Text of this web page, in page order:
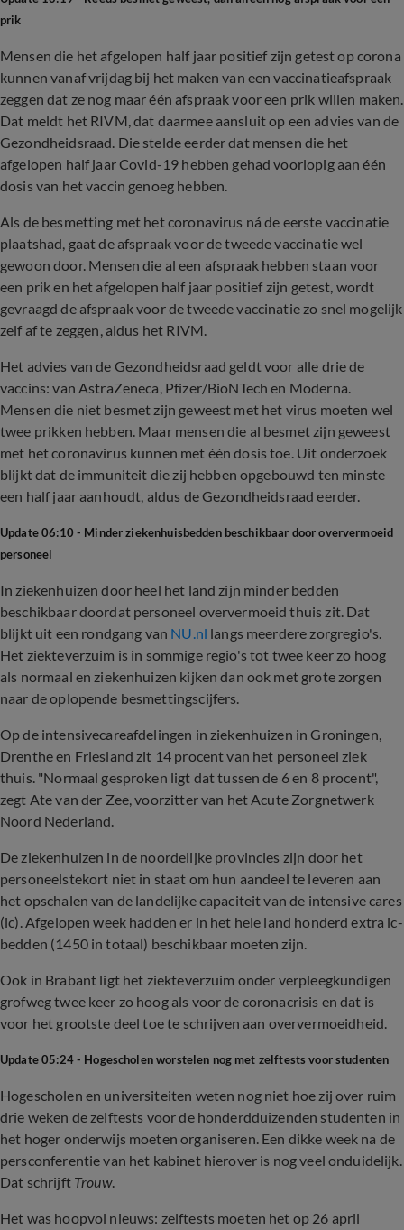
prik
Mensen die het afgelopen half jaar positief zijn getest op corona
kunnen vanaf vrijdag bij het maken van een vaccinatieafspraak
zeggen dat ze nog maar één afspraak voor een prik willen maken.
Dat meldt het RIVM, dat daarmee aansluit op een advies van de
Gezondheidsraad. Die stelde eerder dat mensen die het
afgelopen half jaar Covid-19 hebben gehad voorlopig aan één
dosis van het vaccin genoeg hebben.
Als de besmetting met het coronavirus ná de eerste vaccinatie
plaatshad, gaat de afspraak voor de tweede vaccinatie wel
gewoon door. Mensen die al een afspraak hebben staan voor
een prik en het afgelopen half jaar positief zijn getest, wordt
gevraagd de afspraak voor de tweede vaccinatie zo snel mogelijk
zelf af te zeggen, aldus het RIVM.
Het advies van de Gezondheidsraad geldt voor alle drie de
vaccins: van AstraZeneca, Pfizer/BioNTech en Moderna.
Mensen die niet besmet zijn geweest met het virus moeten wel
twee prikken hebben. Maar mensen die al besmet zijn geweest
met het coronavirus kunnen met één dosis toe. Uit onderzoek
blijkt dat de immuniteit die zij hebben opgebouwd ten minste
een half jaar aanhoudt, aldus de Gezondheidsraad eerder.
Update 06:10 - Minder ziekenhuisbedden beschikbaar door oververmoeid
personeel
In ziekenhuizen door heel het land zijn minder bedden
beschikbaar doordat personeel oververmoeid thuis zit. Dat
blijkt uit een rondgang van NU.nl langs meerdere zorgregio's.
Het ziekteverzuim is in sommige regio's tot twee keer zo hoog
als normaal en ziekenhuizen kijken dan ook met grote zorgen
naar de oplopende besmettingscijfers.
Op de intensivecareafdelingen in ziekenhuizen in Groningen,
Drenthe en Friesland zit 14 procent van het personeel ziek
thuis. "Normaal gesproken ligt dat tussen de 6 en 8 procent",
zegt Ate van der Zee, voorzitter van het Acute Zorgnetwerk
Noord Nederland.
De ziekenhuizen in de noordelijke provincies zijn door het
personeelstekort niet in staat om hun aandeel te leveren aan
het opschalen van de landelijke capaciteit van de intensive cares
(ic). Afgelopen week hadden er in het hele land honderd extra ic-
bedden (1450 in totaal) beschikbaar moeten zijn.
Ook in Brabant ligt het ziekteverzuim onder verpleegkundigen
grofweg twee keer zo hoog als voor de coronacrisis en dat is
voor het grootste deel toe te schrijven aan oververmoeidheid.
Update 05:24 - Hogescholen worstelen nog met zelftests voor studenten
Hogescholen en universiteiten weten nog niet hoe zij over ruim
drie weken de zelftests voor de honderdduizenden studenten in
het hoger onderwijs moeten organiseren. Een dikke week na de
persconferentie van het kabinet hierover is nog veel onduidelijk.
Dat schrijft Trouw.
Het was hoopvol nieuws: zelftests moeten het op 26 april